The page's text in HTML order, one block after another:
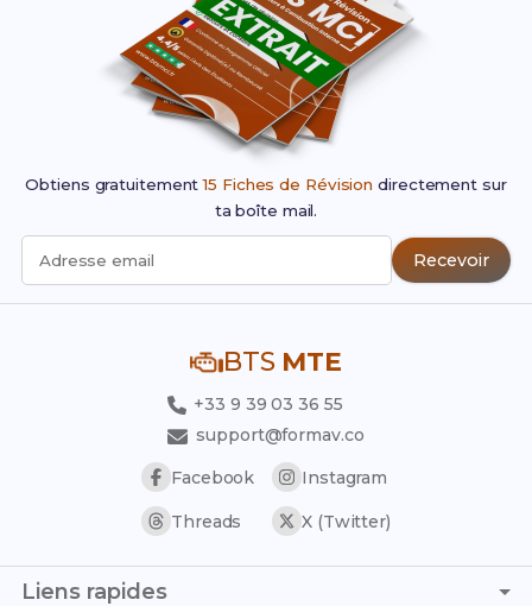
Obtiens gratuitement15 Fiches de Révision directement sur
ta boîte mail.
Adresse email Recevoir
BTS MTE
+33 9 39 03 36 55
support@formav.co
Facebook
Instagram
Threads X (Twitter)
Liens rapides